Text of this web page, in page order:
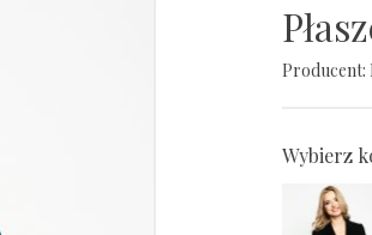
Producent:
Wybierz